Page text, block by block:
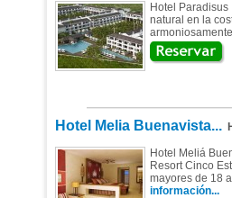
Hotel
natural en la
Hotel Melia Buenavista...
Hotel Meliá
Resort Cinco
mayores de 18
información...